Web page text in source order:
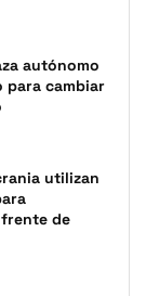
autónomo
para cambiar
utilizan
frente de